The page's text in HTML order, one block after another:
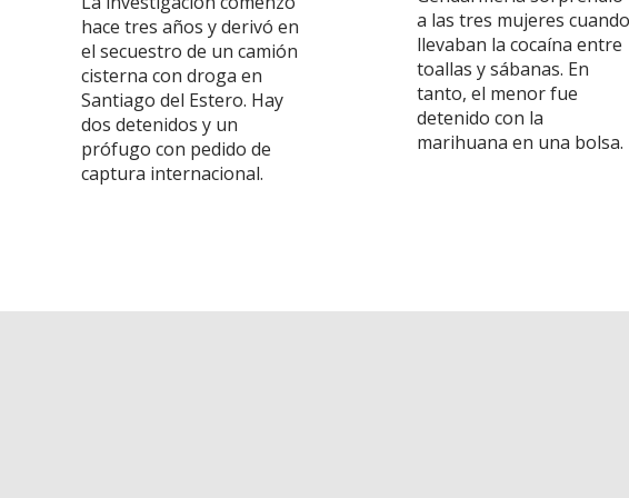
hace tres años y derivó en
el secuestro de un camión
cisterna con droga en
Santiago del Estero. Hay
dos detenidos y un
prófugo con pedido de
captura internacional.
a las tres mujeres cuando
llevaban la cocaína entre
toallas y sábanas. En
tanto, el menor fue
detenido con la
marihuana en una bolsa.